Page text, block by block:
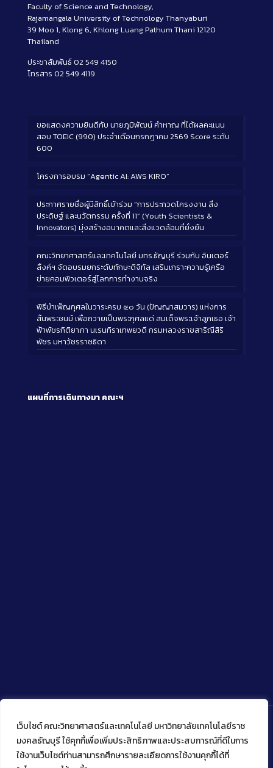
เว็บไซต์ คณะวิทยาศาสตร์และเทคโนโลยี มหาวิทยาลัยเทคโนโลยีราช
มงคลธัญบุรี ใช้คุกกี้เพื่อเพิ่มประสิทธิภาพและประสบการณ์ที่ดีในการ
ใช้งานเว็บไซต์ท่านสามารถศึกษารายละเอียดการใช้งานคุกกี้ได้ที่
Faculty of Science and Technology,
Rajamangala University of Technology Thanyaburi
39 Moo 1, Klong 6, Khlong Luang Pathum Thani 12120
Thailand
ประชาสัมพันธ์ 02 549 4150
โทรสาร 02 549 4119
ขอแสดงความยินดีกับ นายภูมิพัฒน์ คำหาญ ที่ได้ผลคะแนน
สอบ TOEIC (990) ประจำเดือนกรกฎาคม 2569 Score ระดับ
600
โครงการอบรม “Agentic AI: AWS KIRO”
ประกาศรายชื่อผู้มีสิทธิ์เข้าร่วม “การประกวดโครงงาน สิ่ง
ประดิษฐ์ และนวัตกรรม ครั้งที่ 11” (Youth Scientists &
Innovators) มุ่งสร้างอนาคตและสิ่งแวดล้อมที่ยั่งยืน
คณะวิทยาศาสตร์และเทคโนโลยี มทร.ธัญบุรี ร่วมกับ อินเตอร์
ลิ้งค์ฯ จัดอบรมยกระดับทักษะดิจิทัล เสริมเกราะความรู้เครือ
ข่ายคอมพิวเตอร์สู่โลกการทำงานจริง
พิธีบำเพ็ญกุศลในวาระครบ ๕๐ วัน (ปัญญาสมวาร) แห่งการ
สิ้นพระชนม์ เพื่อถวายเป็นพระกุศลแด่ สมเด็จพระเจ้าลูกเธอ เจ้า
ฟ้าพัชรกิติยาภา นเรนทิราเทพยวดี กรมหลวงราชสาริณีสิริ
พัชร มหาวัชรราชธิดา
แผนที่การเดินทางมา คณะฯ
Copyright © 2022 คณะวิทยาศาสตร์และเทคโนโลยี มหาวิทยาลัย